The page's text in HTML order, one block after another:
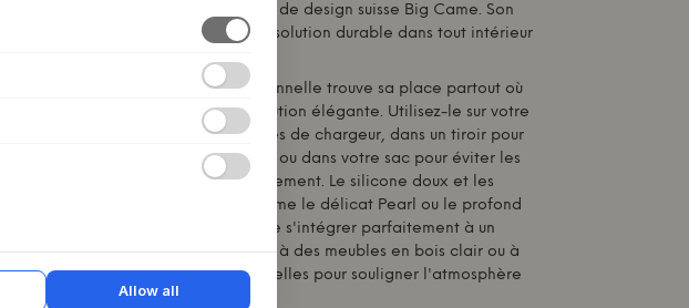
faire solide, créé par le studio de design suisse Big Came. Son
design intemporel en fait une solution durable dans tout intérieur
Cette pièce de design fonctionnelle trouve sa place partout où
les câbles nécessitent une solution élégante. Utilisez-le sur votre
bureau pour dompter les câbles de chargeur, dans un tiroir pour
une vue d'ensemble ordonnée ou dans votre sac pour éviter les
écouteurs emmêlés en déplacement. Le silicone doux et les
choix de couleurs sobres, comme le délicat Pearl ou le profond
Ultra Marine, lui permettent de s'intégrer parfaitement à un
intérieur nordique. Associez-le à des meubles en bois clair ou à
des textiles aux nuances naturelles pour souligner l'atmosphère
calme et organisée.
Allow all